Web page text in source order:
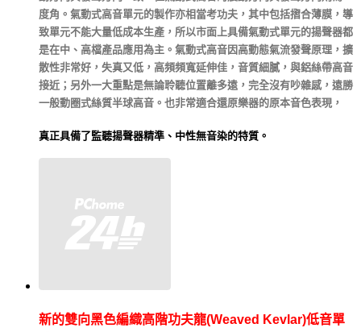
度角。氣動式高音單元的製作亦相當考功夫，其中包括摺合薄膜，導
致單元不能大量低成本生產，所以市面上具備氣動式單元的揚聲器都
是在中、高檔產品應用為主。氣動式高音因高動態氣流發聲原理，擴
散性非常好，失真又低，高頻頻寬延伸佳，音質細膩，與鋁絲帶高音
接近；另外一大重點是無論聆聽位置離多遠，完全沒有吵雜感，遠勝
一般動圈式絲質半球高音。也非常適合還原樂器的原本音色表現，
真正具備了監聽揚聲器精準、中性無音染的特質。
新的雙向黑色編織高階功夫龍(Weaved Kevlar)低音單